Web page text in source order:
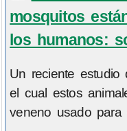
mosquitos
los humanos:
Un reciente estudio
el cual estos
veneno usado para